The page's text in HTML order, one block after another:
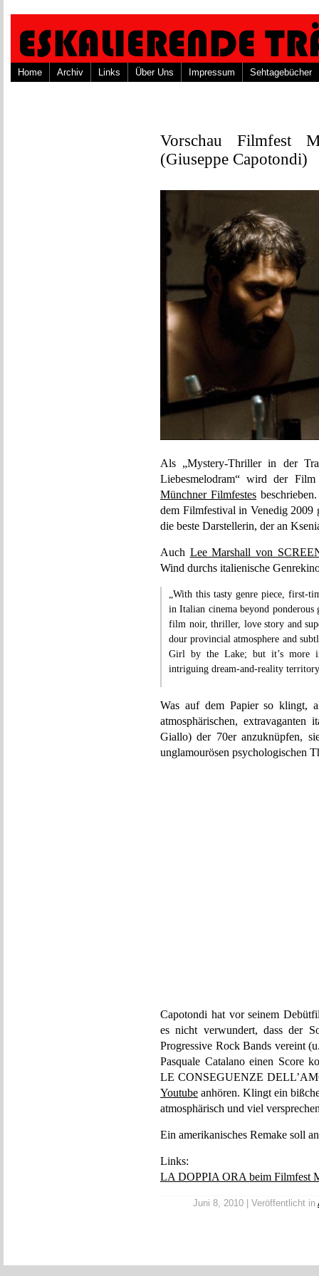
Home Archiv Links Über Uns Impressum Sehtagebücher
Vorschau Filmfest
(Giuseppe Capotondi)
Als „Mystery-Thriller in der
Liebesmelodram“ wird der
Münchner Filmfestes
dem Filmfestival in Venedig 2009
die beste Darstellerin, der an
Auch Lee Marshall von
Wind durchs italienische
„With this tasty genre piece, first-
in Italian cinema beyond ponderous
film noir, thriller, love story and
dour provincial atmosphere and
Girl by the Lake; but it’s more
intriguing dream-and-reality
Was auf dem Papier so klingt,
atmosphärischen, extravaganten
Giallo) der 70er anzuknüpfen,
unglamourösen psychologischen
Capotondi hat vor seinem
es nicht verwundert, dass der
Progressive Rock Bands vereint
Pasquale Catalano einen Score
LE CONSEGUENZE
Youtube anhören. Klingt ein
atmosphärisch und viel
Ein amerikanisches Remake soll
Links:
LA DOPPIA ORA beim Filmfest
Juni 8, 2010 | Veröffentlicht in